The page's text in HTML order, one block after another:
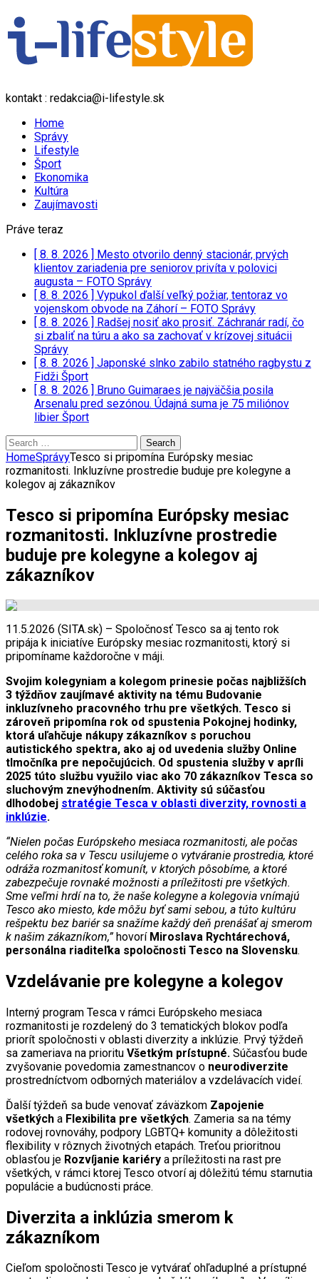
kontakt : redakcia@i-lifestyle.sk
Home
Správy
Lifestyle
Šport
Ekonomika
Kultúra
Zaujímavosti
Práve teraz
[ 8. 8. 2026 ] Mesto otvorilo denný stacionár, prvých
klientov zariadenia pre seniorov privíta v polovici
augusta – FOTO Správy
[ 8. 8. 2026 ] Vypukol ďalší veľký požiar, tentoraz vo
vojenskom obvode na Záhorí – FOTO Správy
[ 8. 8. 2026 ] Radšej nosiť ako prosiť. Záchranár radí, čo
si zbaliť na túru a ako sa zachovať v krízovej situácii
Správy
[ 8. 8. 2026 ] Japonské slnko zabilo statného ragbystu z
Fidži Šport
[ 8. 8. 2026 ] Bruno Guimaraes je najväčšia posila
Arsenalu pred sezónou. Údajná suma je 75 miliónov
libier Šport
Search
for:
HomeSprávyTesco si pripomína Európsky mesiac
rozmanitosti. Inkluzívne prostredie buduje pre kolegyne a
kolegov aj zákazníkov
Tesco si pripomína Európsky mesiac
rozmanitosti. Inkluzívne prostredie
buduje pre kolegyne a kolegov aj
zákazníkov
11.5.2026 (SITA.sk) – Spoločnosť Tesco sa aj tento rok
pripája k iniciatíve Európsky mesiac rozmanitosti, ktorý si
pripomíname každoročne v máji.
Svojim kolegyniam a kolegom prinesie počas najbližších
3 týždňov zaujímavé aktivity na tému Budovanie
inkluzívneho pracovného trhu pre všetkých. Tesco si
zároveň pripomína rok od spustenia Pokojnej hodinky,
ktorá uľahčuje nákupy zákazníkov s poruchou
autistického spektra, ako aj od uvedenia služby Online
tlmočníka pre nepočujúcich. Od spustenia služby v apríli
2025 túto službu využilo viac ako 70 zákazníkov Tesca so
sluchovým znevýhodnením. Aktivity sú súčasťou
dlhodobej stratégie Tesca v oblasti diverzity, rovnosti a
inklúzie.
“Nielen počas Európskeho mesiaca rozmanitosti, ale počas
celého roka sa v Tescu usilujeme o vytváranie prostredia, ktoré
odráža rozmanitosť komunít, v ktorých pôsobíme, a ktoré
zabezpečuje rovnaké možnosti a príležitosti pre všetkých.
Sme veľmi hrdí na to, že naše kolegyne a kolegovia vnímajú
Tesco ako miesto, kde môžu byť sami sebou, a túto kultúru
rešpektu bez bariér sa snažíme každý deň prenášať aj smerom
k našim zákazníkom,”hovorí Miroslava Rychtárechová,
personálna riaditeľka spoločnosti Tesco na Slovensku.
Vzdelávanie pre kolegyne a kolegov
Interný program Tesca v rámci Európskeho mesiaca
rozmanitosti je rozdelený do 3 tematických blokov podľa
priorít spoločnosti v oblasti diverzity a inklúzie. Prvý týždeň
sa zameriava na prioritu Všetkým prístupné. Súčasťou bude
zvyšovanie povedomia zamestnancov o neurodiverzite
prostredníctvom odborných materiálov a vzdelávacích videí.
Ďalší týždeň sa bude venovať záväzkom Zapojenie
všetkých a Flexibilita pre všetkých. Zameria sa na témy
rodovej rovnováhy, podpory LGBTQ+ komunity a dôležitosti
flexibility v rôznych životných etapách. Treťou prioritnou
oblasťou je Rozvíjanie kariéry a príležitosti na rast pre
všetkých, v rámci ktorej Tesco otvorí aj dôležitú tému starnutia
populácie a budúcnosti práce.
Diverzita a inklúzia smerom k
zákazníkom
Cieľom spoločnosti Tesco je vytvárať ohľaduplné a prístupné